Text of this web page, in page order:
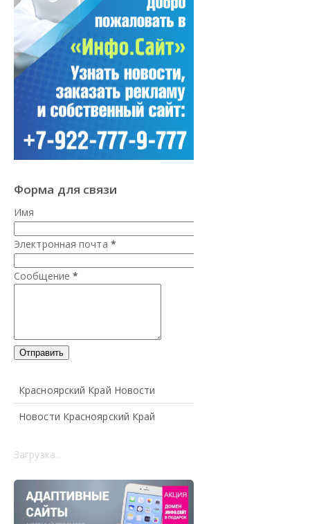
Форма для связи
Имя
Электронная почта *
Сообщение *
Красноярский Край Новости
Новости Красноярский Край
Загрузка...